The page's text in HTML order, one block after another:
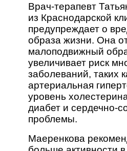
Врач-терапевт
из Краснодарской
предупреждает о
образа жизни. Она
малоподвижный
увеличивает риск
заболеваний, таких
артериальная
уровень
диабет и сердечно-
проблемы.
Маеренкова